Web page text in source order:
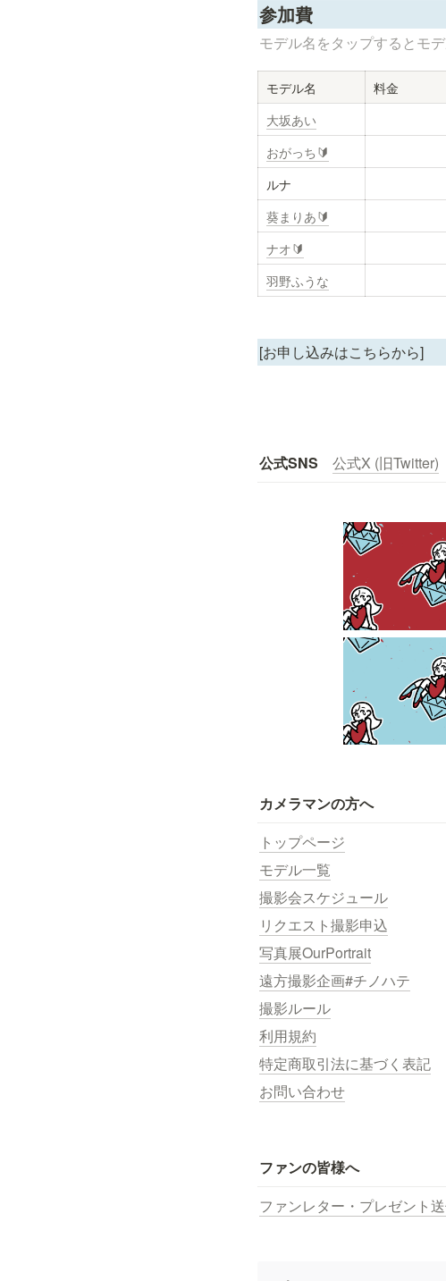
参加費
モデル名をタップするとモ
モデル名
料金
大坂あい
おがっち🔰
ルナ
葵まりあ🔰
ナオ🔰
羽野ふうな
[お申し込みはこちらから]
公式SNS 公式X (旧Twitter)
カメラマンの方へ
トップページ
モデル一覧
撮影会スケジュール
リクエスト撮影申込
写真展OurPortrait
遠方撮影企画#チノハテ
撮影ルール
利用規約
特定商取引法に基づく表記
お問い合わせ
ファンの皆様へ
ファンレター・プレゼント